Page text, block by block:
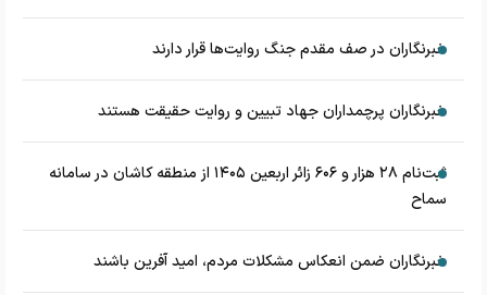
خبرنگاران در صف مقدم جنگ روایت‌ها قرار دارند
خبرنگاران پرچمداران جهاد تبیین و روایت حقیقت هستند
ثبت‌نام ۲۸ هزار و ۶۰۶ زائر اربعین ۱۴۰۵ از منطقه کاشان در سامانه
سماح
خبرنگاران ضمن انعکاس مشکلات مردم، امید آفرین باشند